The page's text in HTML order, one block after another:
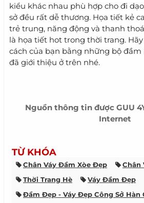
kiểu khác nhau phù hợp cho đi
sở đều rất dễ thương. Họa tiết kẻ
trẻ trung, năng động và thanh
là họa tiết hot trong thời trang.
cách của bạn bằng những bộ đầm
đã giới thiệu ở trên nhé.
Nguồn thông tin được GUU
Internet
TỪ KHÓA
Chân Váy Đầm Xòe Đẹp
Chân
Thời Trang Hè
Váy Đầm Đẹp
Đầm Đẹp - Váy Đẹp Công Sở Hàn